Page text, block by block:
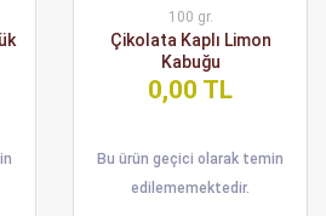
100 gr.
Çikolata Kaplı Limon
Kabuğu
0,00 TL
Bu ürün geçici olarak temin
edilememektedir.